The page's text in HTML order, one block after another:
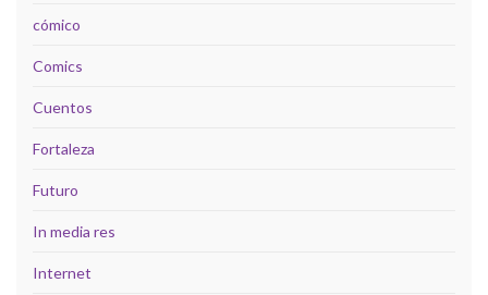
cómico
Comics
Cuentos
Fortaleza
Futuro
In media res
Internet